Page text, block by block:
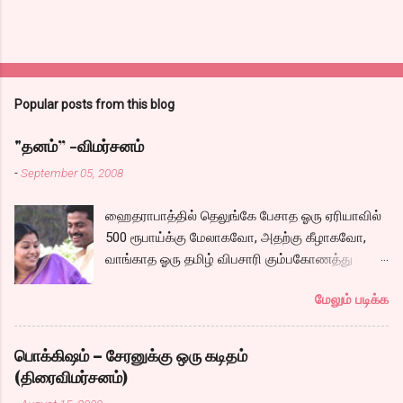
Popular posts from this blog
"தனம்” -விமர்சனம்
-September 05, 2008
ஹைதராபாத்தில் தெலுங்கே பேசாத ஓரு ஏரியாவில்
500 ரூபாய்க்கு மேலாகவோ, அதற்கு கீழாகவோ,
வாங்காத ஓரு தமிழ் விபசாரி கும்பகோணத்து
வாழ்கைபடுகிறாள். அவளுடய வாழ்கை எப்படி
அமைந்தது? என்ற ஓரு நல்ல லைனை , சங்கீதா
தன்னுடய இடுப்பை சுழற்றி, சுழற்றி நடப்பதை போல்
சும்மா, சுத்தி, சுத்தி குழப்பி, நம்பமுடியாத
திரைக்கதையால் சொதப்பி,சங்கீதாவை ஏதோ
மேலும் படிக்க
பொக்கிஷம் – சேரனுக்கு ஒரு கடிதம்
(திரைவிமர்சனம்)